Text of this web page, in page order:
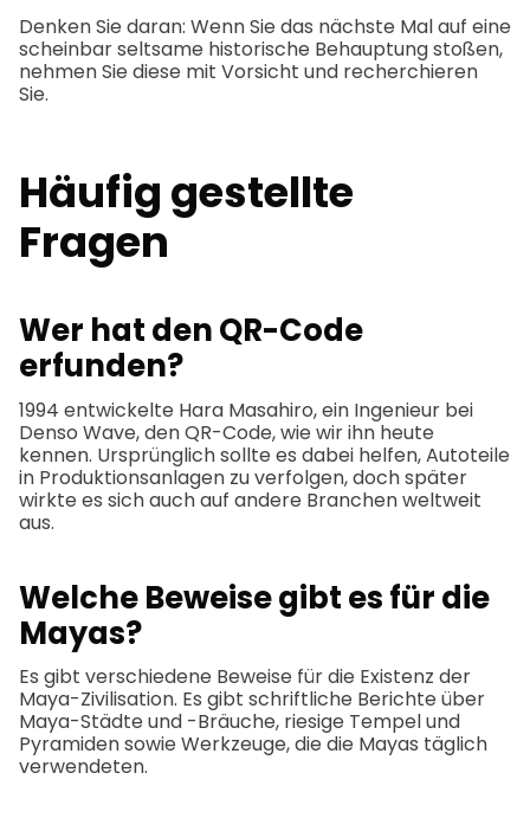
Denken Sie daran: Wenn Sie das nächste Mal auf eine
scheinbar seltsame historische Behauptung stoßen,
nehmen Sie diese mit Vorsicht und recherchieren
Sie.
Häufig gestellte
Fragen
Wer hat den QR-Code
erfunden?
1994 entwickelte Hara Masahiro, ein Ingenieur bei
Denso Wave, den QR-Code, wie wir ihn heute
kennen. Ursprünglich sollte es dabei helfen, Autoteile
in Produktionsanlagen zu verfolgen, doch später
wirkte es sich auch auf andere Branchen weltweit
aus.
Welche Beweise gibt es für die
Mayas?
Es gibt verschiedene Beweise für die Existenz der
Maya-Zivilisation. Es gibt schriftliche Berichte über
Maya-Städte und -Bräuche, riesige Tempel und
Pyramiden sowie Werkzeuge, die die Mayas täglich
verwendeten.